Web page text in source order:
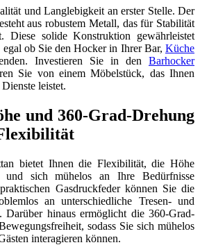
und Langlebigkeit an erster Stelle. Der
aus robustem Metall, das für Stabilität
Diese solide Konstruktion gewährleistet
egal ob Sie den Hocker in Ihrer Bar, Küche
Investieren Sie in den Barhocker
Sie von einem Möbelstück, das Ihnen
leistet.
und 360-Grad-Drehung
bietet Ihnen die Flexibilität, die Höhe
und sich mühelos an Ihre Bedürfnisse
Gasdruckfeder können Sie die
an unterschiedliche Tresen- und
Darüber hinaus ermöglicht die 360-Grad-
sodass Sie sich mühelos
interagieren können.